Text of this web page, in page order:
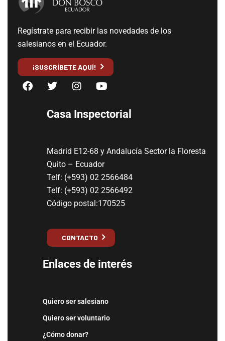
Regístrate para recibir las novedades de los
salesianos en el Ecuador.
¡SUSCRÍBETE AQUÍ!
Casa Inspectorial
Madrid E12-68 y Andalucía Sector la Floresta
Quito – Ecuador
Telf: (+593) 02 2566484
Telf: (+593) 02 2566492
Código postal:170525
CONTACTO
Enlaces de interés
Quiero ser salesiano
Quiero ser voluntario
¿Cómo donar?